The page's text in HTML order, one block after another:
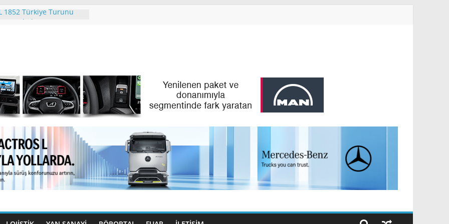
1852 Türkiye Turunu
SKYLINER OLDU
Türk Dijital
Filo Yönetiminde Yeni
Türk Gençleri